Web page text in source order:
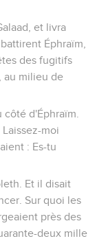
et livra
Éphraïm,
des fugitifs
au milieu de
d'Éphraïm.
moi
: Es-tu
Et il disait
Sur quoi les
près des
deux mille